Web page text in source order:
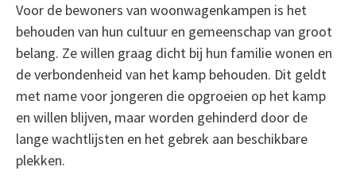
Voor de bewoners van woonwagenkampen is het
behouden van hun cultuur en gemeenschap van groot
belang. Ze willen graag dicht bij hun familie wonen en
de verbondenheid van het kamp behouden. Dit geldt
met name voor jongeren die opgroeien op het kamp
en willen blijven, maar worden gehinderd door de
lange wachtlijsten en het gebrek aan beschikbare
plekken.